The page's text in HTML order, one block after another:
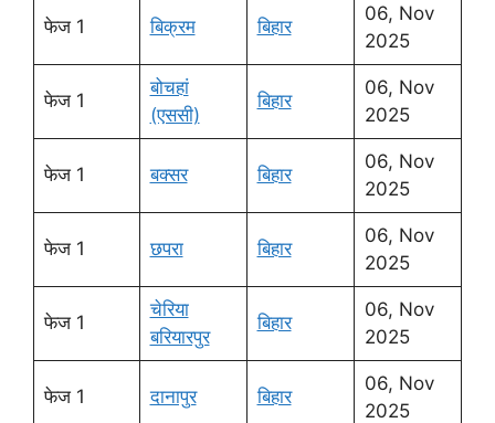
फेज 1 बिक्रम बिहार
06, Nov
2025
फेज 1
बोचहां
(एससी)
बिहार
06, Nov
2025
फेज 1 बक्सर बिहार
06, Nov
2025
फेज 1 छपरा बिहार
06, Nov
2025
फेज 1
चेरिया
बरियारपुर
बिहार
06, Nov
2025
फेज 1 दानापुर बिहार
06, Nov
2025